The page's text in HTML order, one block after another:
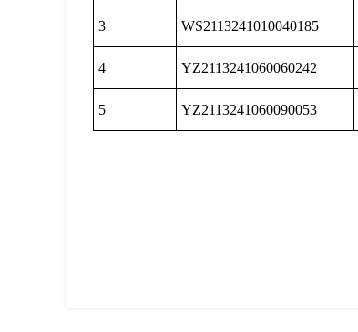
3 WS2113241010040185
4 YZ2113241060060242
5 YZ2113241060090053